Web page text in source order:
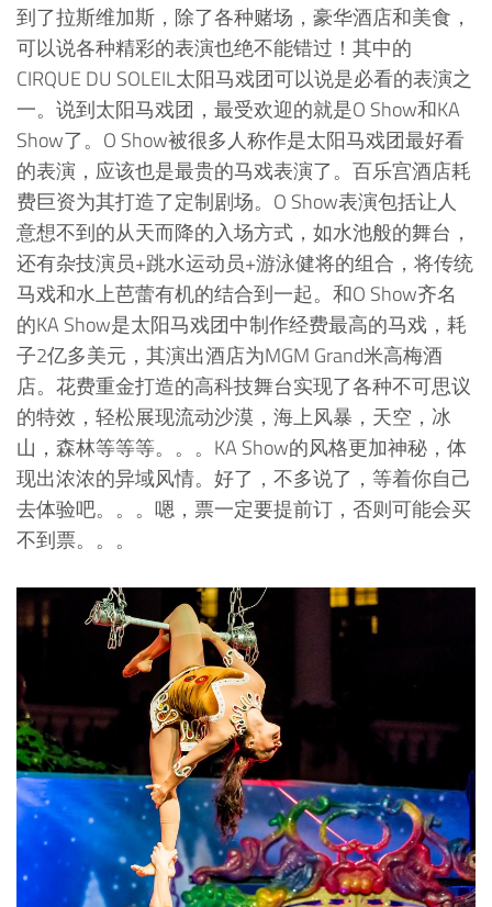
到了拉斯维加斯，除了各种赌场，豪华酒店和美食，
可以说各种精彩的表演也绝不能错过！其中的
CIRQUE DU SOLEIL太阳马戏团可以说是必看的表演之
一。说到太阳马戏团，最受欢迎的就是O Show和KA
Show了。O Show被很多人称作是太阳马戏团最好看
的表演，应该也是最贵的马戏表演了。百乐宫酒店耗
费巨资为其打造了定制剧场。O Show表演包括让人
意想不到的从天而降的入场方式，如水池般的舞台，
还有杂技演员+跳水运动员+游泳健将的组合，将传统
马戏和水上芭蕾有机的结合到一起。和O Show齐名
的KA Show是太阳马戏团中制作经费最高的马戏，耗
子2亿多美元，其演出酒店为MGM Grand米高梅酒
店。花费重金打造的高科技舞台实现了各种不可思议
的特效，轻松展现流动沙漠，海上风暴，天空，冰
山，森林等等等。。。KA Show的风格更加神秘，体
现出浓浓的异域风情。好了，不多说了，等着你自己
去体验吧。。。嗯，票一定要提前订，否则可能会买
不到票。。。